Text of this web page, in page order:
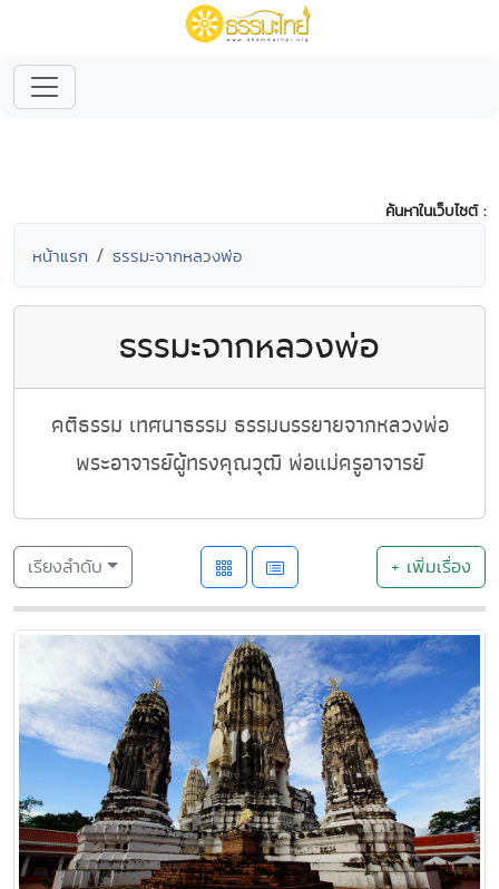
ค้นหาในเว็บไซต์ :
หน้าแรก ธรรมะจากหลวงพ่อ
ธรรมะจากหลวงพ่อ
คติธรรม เทศนาธรรม ธรรมบรรยายจากหลวงพ่อ
พระอาจารย์ผู้ทรงคุณวุฒิ พ่อแม่ครูอาจารย์
เรียงลำดับ + เพิ่มเรื่อง